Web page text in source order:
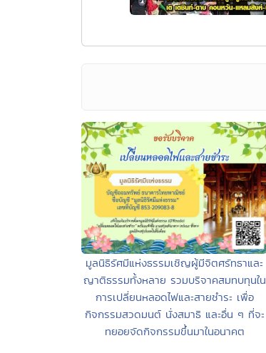
มูลนิธิรัศมีแห่งธรรมเชิญผู้มีจิตศรัทธาและ
ญาติธรรมทั้งหลาย รวมบริจาคสมทบทุนใน
การเปลี่ยนหลอดไฟและสายชำระ เพื่อ
กิจกรรมสวดมนต์ นั่งสมาธิ และอื่น ๆ ที่จะ
ทยอยจัดกิจกรรมขึ้นมาในอนาคต